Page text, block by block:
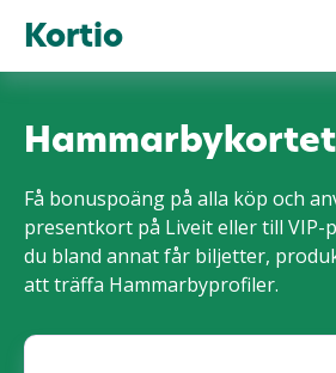
Kortio
Hammarbykortet
Få bonuspoäng på alla köp och
presentkort på Liveit eller till VIP-
du bland annat får biljetter,
att träffa Hammarbyprofiler.